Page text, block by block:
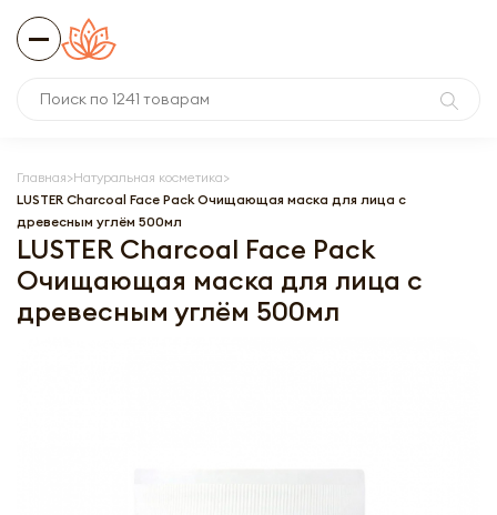
Главная Натуральная косметика
LUSTER Charcoal Face Pack Очищающая маска для лица с
древесным углём 500мл
LUSTER Charcoal Face Pack
Очищающая маска для лица с
древесным углём 500мл